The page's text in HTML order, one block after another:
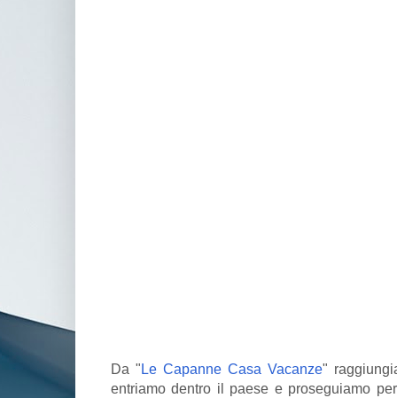
Da "Le Capanne Casa Vacanze"
entriamo dentro il paese e proseguiamo